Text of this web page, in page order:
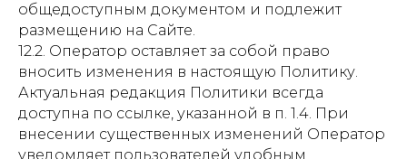
общедоступным документом и подлежит
размещению на Сайте.
12.2. Оператор оставляет за собой право
вносить изменения в настоящую Политику.
Актуальная редакция Политики всегда
доступна по ссылке, указанной в п. 1.4. При
внесении существенных изменений Оператор
уведомляет пользователей удобным